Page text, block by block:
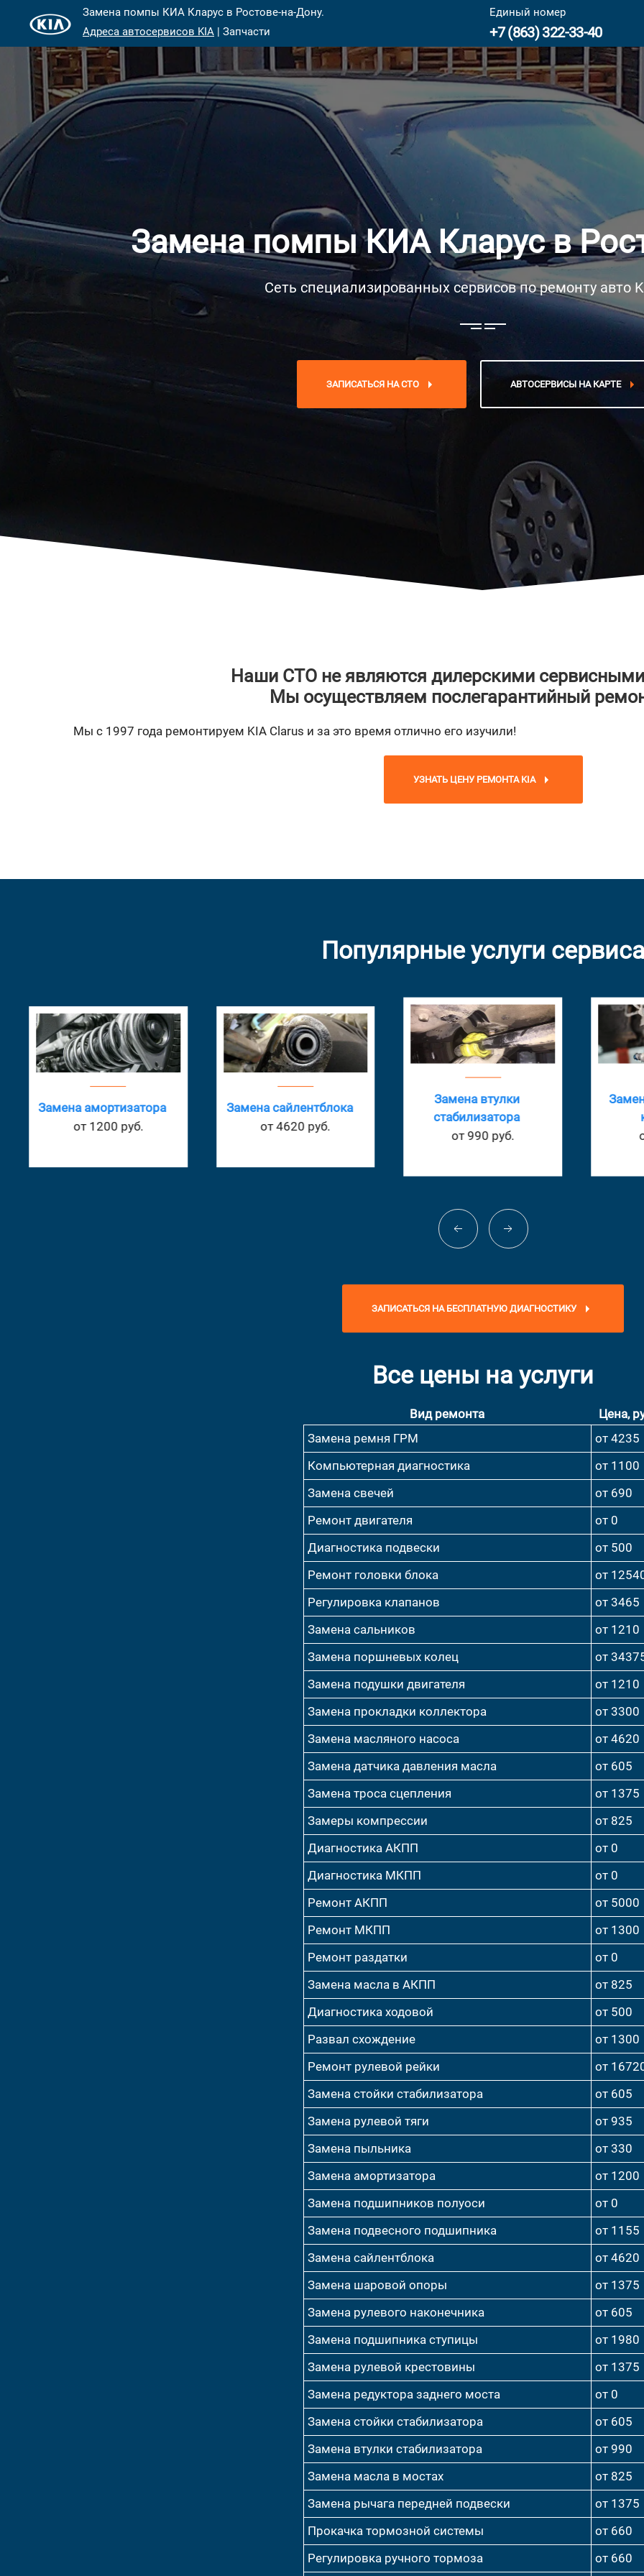
Замена помпы КИА Кларус в Ростове-на-Дону.
Адреса автосервисов KIA | Запчасти
Единый номер
+7 (863) 322-33-40
Замена помпы КИА Кларус в
Сеть специализированных сервисов по ремонту авто
ЗАПИСАТЬСЯ НА СТО АВТОСЕРВИСЫ НА КАРТЕ
Наши СТО не являются дилерскими
Мы осуществляем послегарантийный
Мы с 1997 года ремонтируем KIA Clarus и за это время отлично его изучили!
УЗНАТЬ ЦЕНУ РЕМОНТА KIA
Популярные услуги
Замена амортизатора
от 1200 руб.
Замена сайлентблока
от 4620 руб.
Замена втулки
стабилизатора
от 990 руб.
ЗАПИСАТЬСЯ НА БЕСПЛАТНУЮ ДИАГНОСТИКУ
Все цены на услуги
Вид ремонта
Цена,
Замена ремня ГРМ
от 4235
Компьютерная диагностика
от 1100
Замена свечей
от 690
Ремонт двигателя
от 0
Диагностика подвески
от 500
Ремонт головки блока
от
Регулировка клапанов
от 3465
Замена сальников
от 1210
Замена поршневых колец
от
Замена подушки двигателя
от 1210
Замена прокладки коллектора
от 3300
Замена масляного насоса
от 4620
Замена датчика давления масла
от 605
Замена троса сцепления
от 1375
Замеры компрессии
от 825
Диагностика АКПП
от 0
Диагностика МКПП
от 0
Ремонт АКПП
от 5000
Ремонт МКПП
от 1300
Ремонт раздатки
от 0
Замена масла в АКПП
от 825
Диагностика ходовой
от 500
Развал схождение
от 1300
Ремонт рулевой рейки
от
Замена стойки стабилизатора
от 605
Замена рулевой тяги
от 935
Замена пыльника
от 330
Замена амортизатора
от 1200
Замена подшипников полуоси
от 0
Замена подвесного подшипника
от 1155
Замена сайлентблока
от 4620
Замена шаровой опоры
от 1375
Замена рулевого наконечника
от 605
Замена подшипника ступицы
от 1980
Замена рулевой крестовины
от 1375
Замена редуктора заднего моста
от 0
Замена стойки стабилизатора
от 605
Замена втулки стабилизатора
от 990
Замена масла в мостах
от 825
Замена рычага передней подвески
от 1375
Прокачка тормозной системы
от 660
Регулировка ручного тормоза
от 660